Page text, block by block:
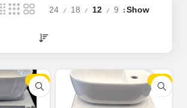
Show
9
12
18
24
-10%
-10%